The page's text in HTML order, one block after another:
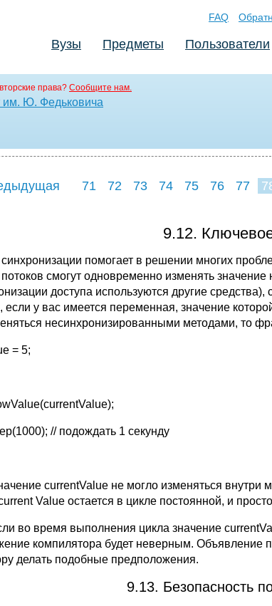
FAQ
Вузы Предметы Пользователи
права? Сообщите нам.
им. Ю. Федьковича
71 72 73 74 75 76 77
9.12.
помогает в решении многих
потоков смогут одновременно изменять
доступа используются другие
у вас имеется переменная, значение
несинхронизированными методами, то
= 5;
// подождать 1 секунду
currentValue не могло изменяться внутри
Value остается в цикле постоянной, и
во время выполнения цикла значение
компилятора будет неверным. Объявление
делать подобные предположения.
9.13. Безопасность